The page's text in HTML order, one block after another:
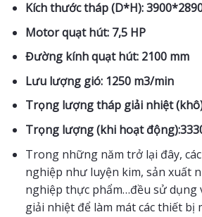
Kích thước tháp (D*H):
Motor quạt hút: 7,5 HP
Đường kính quạt hút: 2100 mm
Lưu lượng gió: 1250 m3/min
Trọng lượng tháp giải nhiệt
Trọng lượng (khi hoạt
Trong những năm trở lại đây,
nghiệp như luyện kim, sản xuất
nghiệp thực phẩm…đều sử dụng
giải nhiệt để làm mát các thiết bị